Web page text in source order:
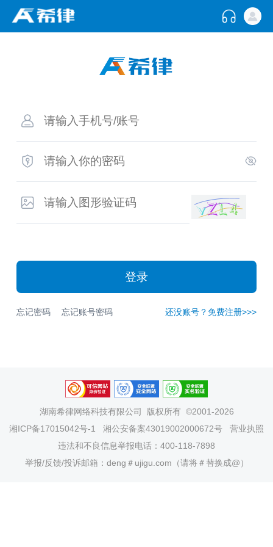
登录
忘记密码 忘记账号密码 还没账号？免费注册>>>
湖南希律网络科技有限公司
版权所有 ©2001-2026
湘ICP备17015042号-1
湘公安备案43019002000672号
营业执照
违法和不良信息举报电话：400-118-7898
举报/反馈/投诉邮箱：deng＃ujigu.com（请将＃替换成@）